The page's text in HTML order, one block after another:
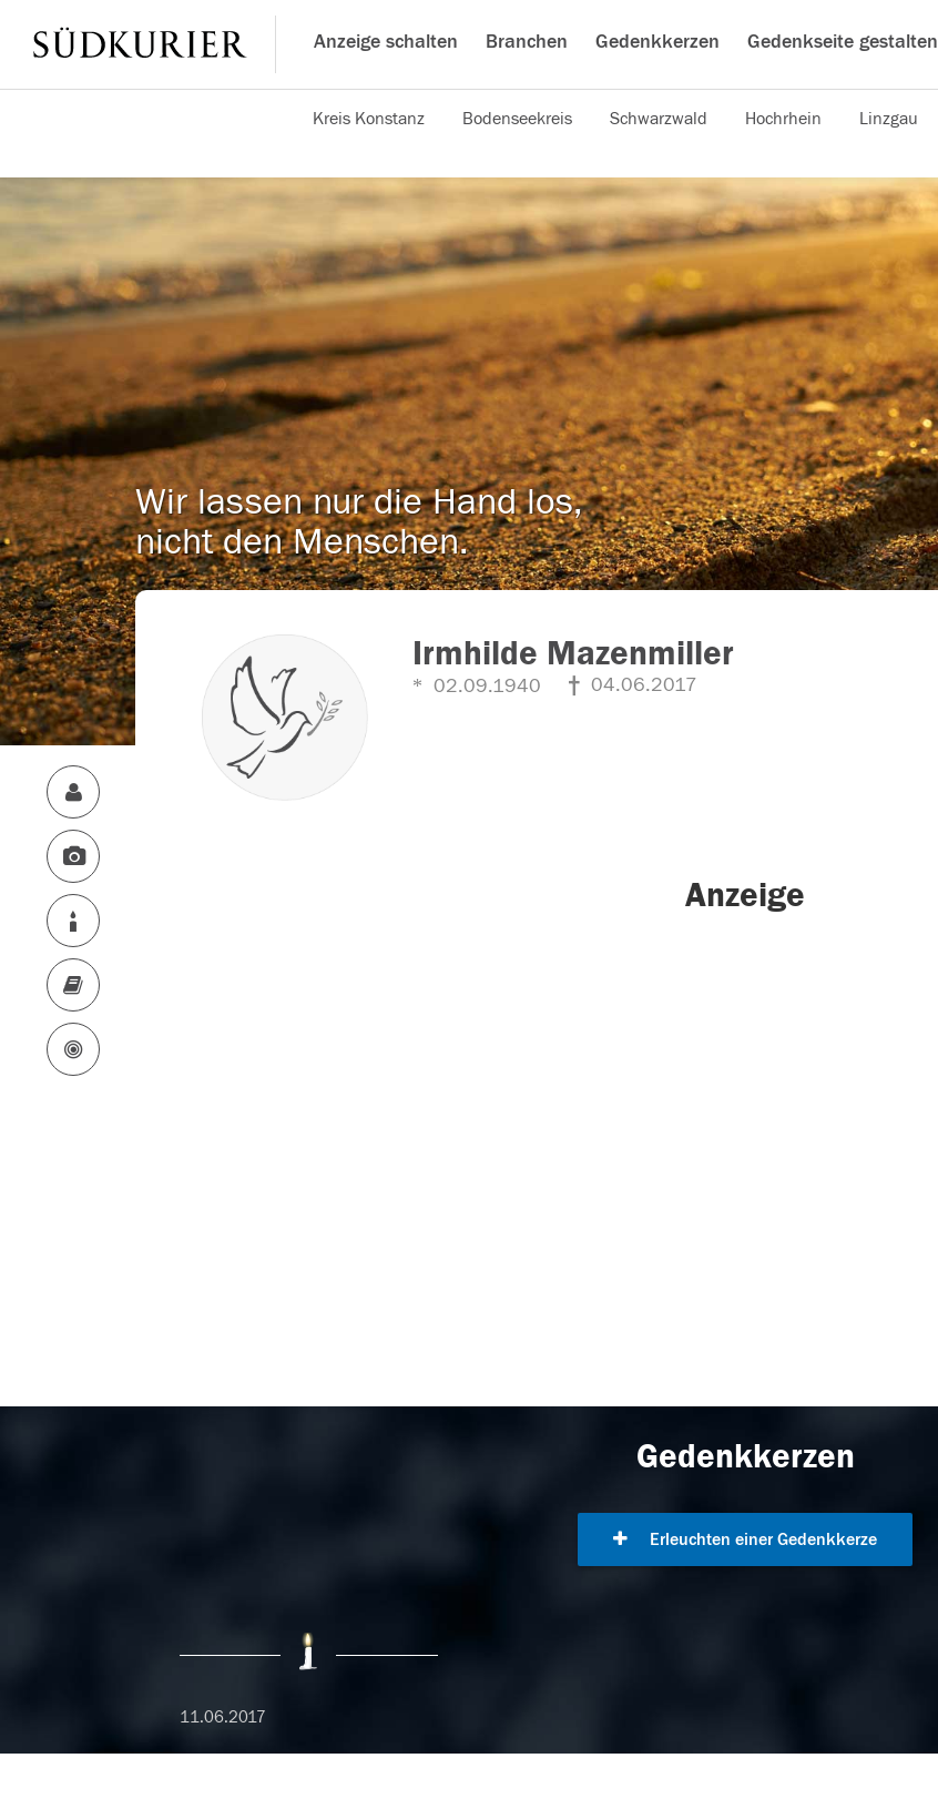
Anzeige schalten Branchen Gedenkkerzen Gedenkseite gestalten
Kreis Konstanz Bodenseekreis Schwarzwald Hochrhein Linzgau
Wir lassen nur die Hand los,
nicht den Menschen.
Irmhilde Mazenmiller
02.09.1940 04.06.2017
Anzeige
Gedenkkerzen
Erleuchten einer Gedenkkerze
11.06.2017